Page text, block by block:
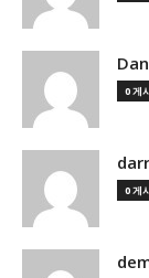
0 게
0 게